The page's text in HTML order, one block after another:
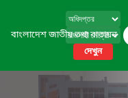
বাংলাদেশ জাতীয় তথ্য বাতায়ন
দেখুন